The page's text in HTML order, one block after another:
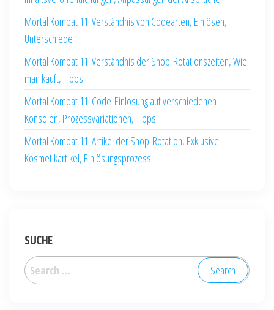
Mortal Kombat 11: Verständnis von Codearten, Einlösen,
Unterschiede
Mortal Kombat 11: Verständnis der Shop-Rotationszeiten, Wie
man kauft, Tipps
Mortal Kombat 11: Code-Einlösung auf verschiedenen
Konsolen, Prozessvariationen, Tipps
Mortal Kombat 11: Artikel der Shop-Rotation, Exklusive
Kosmetikartikel, Einlösungsprozess
SUCHE
Search
for: